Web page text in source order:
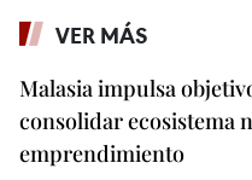
VER MÁS
Malasia impulsa
consolidar ecosistema
emprendimiento